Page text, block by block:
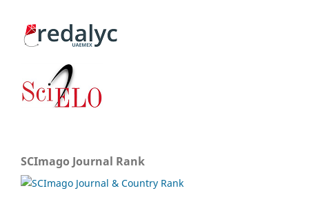
SCImago Journal Rank